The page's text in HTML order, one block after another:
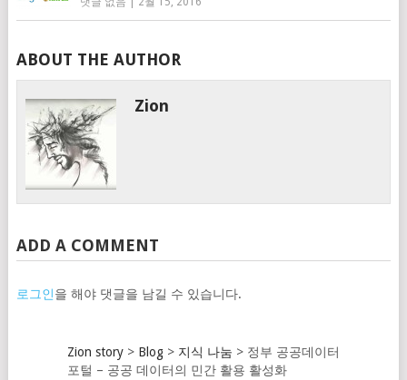
ABOUT THE AUTHOR
Zion
ADD A COMMENT
로그인을 해야 댓글을 남길 수 있습니다.
Zion story> Blog> 지식 나눔 > 정부 공공데이터
포털 – 공공 데이터의 민간 활용 활성화